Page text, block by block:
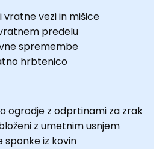
vezi in mišice
predelu
spremembe
hrbtenico
ogrodje z odprtinami za zrak
z umetnim usnjem
sponke iz kovin